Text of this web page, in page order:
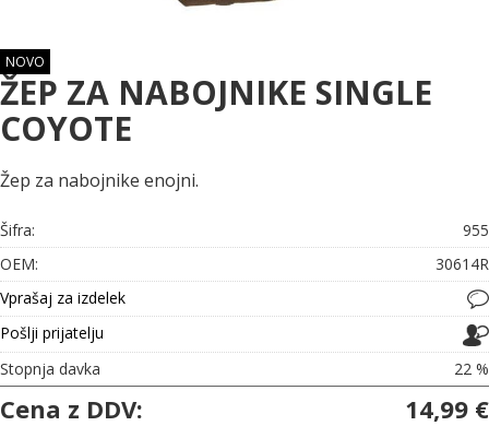
NOVO
ŽEP ZA NABOJNIKE SINGLE
COYOTE
Žep za nabojnike enojni.
Šifra:
955
OEM:
30614R
Vprašaj za izdelek
Pošlji prijatelju
Stopnja davka
22 %
Cena z DDV: 14,99 €